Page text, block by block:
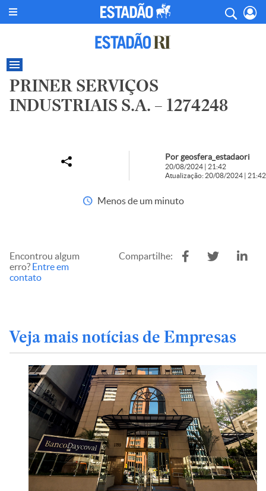
PRINER SERVIÇOS
INDUSTRIAIS S.A. – 1274248
Por geosfera_estadaori
20/08/2024 | 21:42
Atualização: 20/08/2024 | 21:42
Menos de um minuto
Encontrou algum
erro? Entre em
contato
Compartilhe:
Veja mais notícias de Empresas